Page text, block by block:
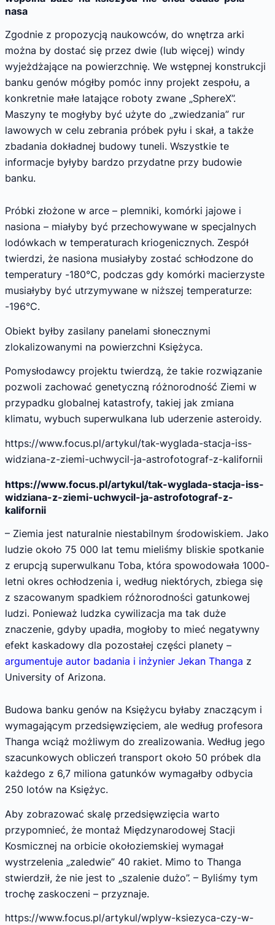
nasa
Zgodnie z propozycją naukowców, do wnętrza arki
można by dostać się przez dwie (lub więcej) windy
wyjeżdżające na powierzchnię. We wstępnej konstrukcji
banku genów mógłby pomóc inny projekt zespołu, a
konkretnie małe latające roboty zwane „SphereX”.
Maszyny te mogłyby być użyte do „zwiedzania” rur
lawowych w celu zebrania próbek pyłu i skał, a także
zbadania dokładnej budowy tuneli. Wszystkie te
informacje byłyby bardzo przydatne przy budowie
banku.
Próbki złożone w arce – plemniki, komórki jajowe i
nasiona – miałyby być przechowywane w specjalnych
lodówkach w temperaturach kriogenicznych. Zespół
twierdzi, że nasiona musiałyby zostać schłodzone do
temperatury -180°C, podczas gdy komórki macierzyste
musiałyby być utrzymywane w niższej temperaturze:
-196°C.
Obiekt byłby zasilany panelami słonecznymi
zlokalizowanymi na powierzchni Księżyca.
Pomysłodawcy projektu twierdzą, że takie rozwiązanie
pozwoli zachować genetyczną różnorodność Ziemi w
przypadku globalnej katastrofy, takiej jak zmiana
klimatu, wybuch superwulkana lub uderzenie asteroidy.
https://www.focus.pl/artykul/tak-wyglada-stacja-iss-
widziana-z-ziemi-uchwycil-ja-astrofotograf-z-kalifornii
https://www.focus.pl/artykul/tak-wyglada-stacja-iss-
widziana-z-ziemi-uchwycil-ja-astrofotograf-z-
kalifornii
– Ziemia jest naturalnie niestabilnym środowiskiem. Jako
ludzie około 75 000 lat temu mieliśmy bliskie spotkanie
z erupcją superwulkanu Toba, która spowodowała 1000-
letni okres ochłodzenia i, według niektórych, zbiega się
z szacowanym spadkiem różnorodności gatunkowej
ludzi. Ponieważ ludzka cywilizacja ma tak duże
znaczenie, gdyby upadła, mogłoby to mieć negatywny
efekt kaskadowy dla pozostałej części planety –
argumentuje autor badania i inżynier Jekan Thanga z
University of Arizona.
Budowa banku genów na Księżycu byłaby znaczącym i
wymagającym przedsięwzięciem, ale według profesora
Thanga wciąż możliwym do zrealizowania. Według jego
szacunkowych obliczeń transport około 50 próbek dla
każdego z 6,7 miliona gatunków wymagałby odbycia
250 lotów na Księżyc.
Aby zobrazować skalę przedsięwzięcia warto
przypomnieć, że montaż Międzynarodowej Stacji
Kosmicznej na orbicie okołoziemskiej wymagał
wystrzelenia „zaledwie” 40 rakiet. Mimo to Thanga
stwierdził, że nie jest to „szalenie dużo”. – Byliśmy tym
trochę zaskoczeni – przyznaje.
https://www.focus.pl/artykul/wplyw-ksiezyca-czy-w-